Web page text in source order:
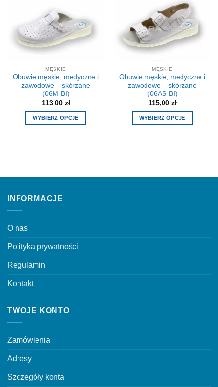
wiele
wariantów.
Opcje
można
stronie
produktu
wiele
wariantów.
Opcje
można
wybrać
stronie
produktu
MĘSKIE
Obuwie męskie, medyczne i
zawodowe – skórzane
(06M-BI)
113,00 zł
WYBIERZ OPCJE
wybrać
MĘSKIE
Obuwie męskie, medyczne i
zawodowe – skórzane
(06AS-BI)
115,00 zł
WYBIERZ OPCJE
INFORMACJE
O nas
Polityka prywatności
Regulamin
Kontakt
TWOJE KONTO
Zamówienia
Adresy
Szczegóły konta